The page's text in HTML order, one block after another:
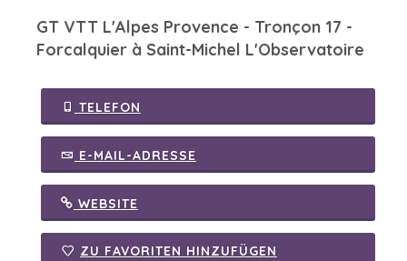
GT VTT L'Alpes Provence - Tronçon 17 -
Forcalquier à Saint-Michel L'Observatoire
TELEFON
E-MAIL-ADRESSE
WEBSITE
ZU FAVORITEN HINZUFÜGEN